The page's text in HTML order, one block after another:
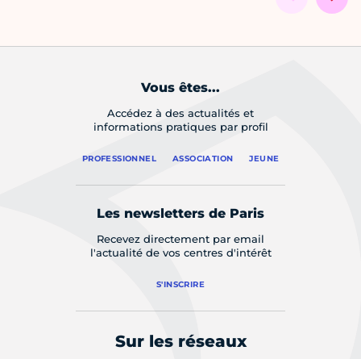
Vous êtes...
Accédez à des actualités et
informations pratiques par profil
PROFESSIONNEL ASSOCIATION JEUNE
Les newsletters de Paris
Recevez directement par email
l'actualité de vos centres d'intérêt
S'INSCRIRE
Sur les réseaux